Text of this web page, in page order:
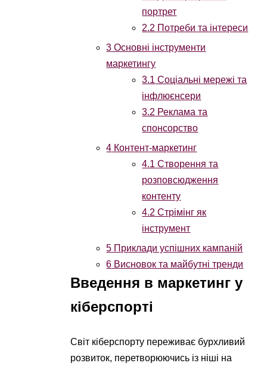
портрет
2.2 Потреби та інтереси
3 Основні інструменти
маркетингу
3.1 Соціальні мережі та
інфлюєнсери
3.2 Реклама та
спонсорство
4 Контент-маркетинг
4.1 Створення та
розповсюдження
контенту
4.2 Стрімінг як
інструмент
5 Приклади успішних кампаній
6 Висновок та майбутні тренди
Введення в маркетинг у
кіберспорті
Світ кіберспорту переживає бурхливий
розвиток, перетворюючись із ніші на